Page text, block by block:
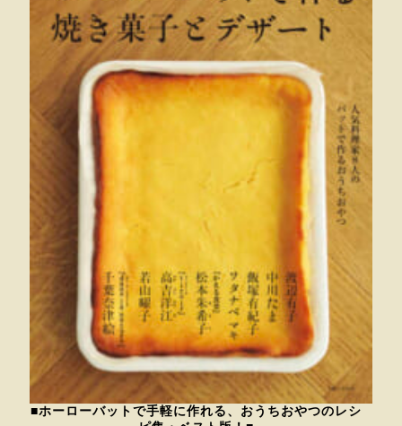
■ホーローバットで手軽に作れる、おうちおやつのレシ